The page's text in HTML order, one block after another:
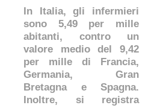
In Italia, gli infermieri
sono 5,49 per mille
abitanti, contro un
valore medio del 9,42
per mille di Francia,
Germania, Gran
Bretagna e Spagna.
Inoltre, si registra